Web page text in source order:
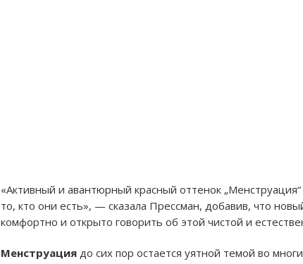
«Активный и авантюрный красный оттенок
то, кто они есть», — сказала Прессман, добавив, что
комфортно и открыто говорить об этой чистой и
Менструация до сих пор остается уятной темой во